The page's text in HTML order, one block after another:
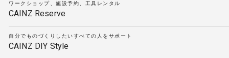
ワークショップ、施設予約、工具レンタル
CAINZ Reserve
自分でものづくりしたいすべての人をサポート
CAINZ DIY Style